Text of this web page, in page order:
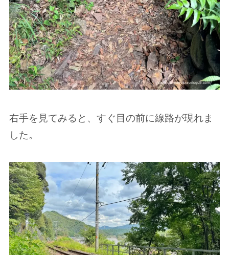
右手を見てみると、すぐ目の前に線路が現れま
した。